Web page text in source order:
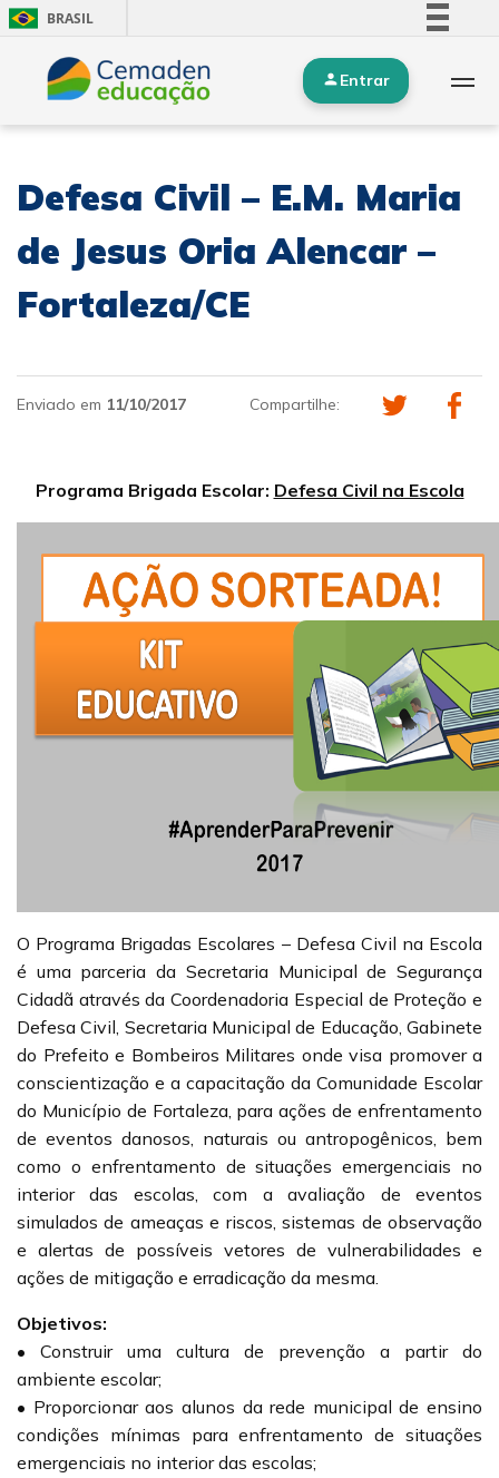
BRASIL
Simplifique!
Comunica BR
Legislação
Entrar
Defesa Civil – E.M. Maria
de Jesus Oria Alencar –
Fortaleza/CE
Enviado em 11/10/2017 Compartilhe:
Programa Brigada Escolar: Defesa Civil na Escola
O Programa Brigadas Escolares – Defesa Civil na Escola
é uma parceria da Secretaria Municipal de Segurança
Cidadã através da Coordenadoria Especial de Proteção e
Defesa Civil, Secretaria Municipal de Educação, Gabinete
do Prefeito e Bombeiros Militares onde visa promover a
conscientização e a capacitação da Comunidade Escolar
do Município de Fortaleza, para ações de enfrentamento
de eventos danosos, naturais ou antropogênicos, bem
como o enfrentamento de situações emergenciais no
interior das escolas, com a avaliação de eventos
simulados de ameaças e riscos, sistemas de observação
e alertas de possíveis vetores de vulnerabilidades e
ações de mitigação e erradicação da mesma.
Objetivos:
• Construir uma cultura de prevenção a partir do
ambiente escolar;
• Proporcionar aos alunos da rede municipal de ensino
condições mínimas para enfrentamento de situações
emergenciais no interior das escolas;